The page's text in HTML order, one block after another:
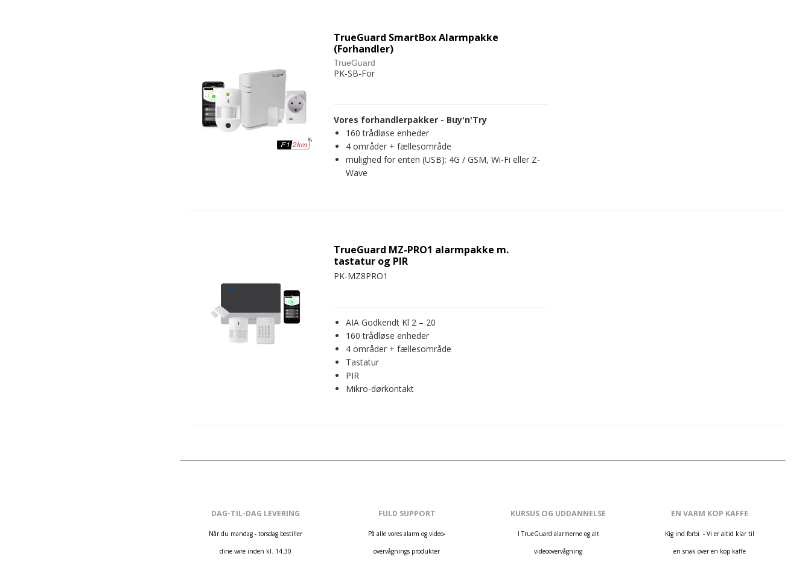
TrueGuard SmartBox Alarmpakke
(Forhandler)
TrueGuard
PK-SB-For
Vores forhandlerpakker - Buy'n'Try
160 trådløse enheder
4 områder + fællesområde
mulighed for enten (USB): 4G / GSM, Wi-Fi eller Z-
Wave
TrueGuard MZ-PRO1 alarmpakke m.
tastatur og PIR
PK-MZ8PRO1
AIA Godkendt Kl 2 – 20
160 trådløse enheder
4 områder + fællesområde
Tastatur
PIR
Mikro-dørkontakt
DAG-TIL-DAG LEVERING
Når du mandag - torsdag bestiller
dine vare inden kl. 14.30
FULD SUPPORT
På alle vores alarm og video-
overvågnings produkter
KURSUS OG UDDANNELSE
I TrueGuard alarmerne og alt
videoovervågning
EN VARM KOP KAFFE
Kig ind forbi - Vi er altid klar til
en snak over en kop kaffe